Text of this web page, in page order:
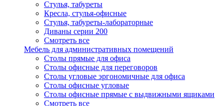
Стулья, табуреты
Кресла, стулья-офисные
Стулья, табуреты-лабораторные
Диваны серии 200
Смотреть все
Мебель для административных помещений
Столы прямые для офиса
Столы офисные для переговоров
Столы угловые эргономичные для офиса
Столы офисные угловые
Столы офисные прямые с выдвижными ящиками
Смотреть все